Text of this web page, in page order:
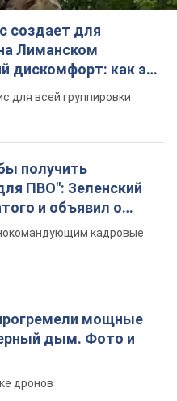
создает для
Лиманском
дискомфорт: как это
для всей группировки
получить
ПВО": Зеленский
и объявил о
кадровые
мощные
дым. Фото и
дронов